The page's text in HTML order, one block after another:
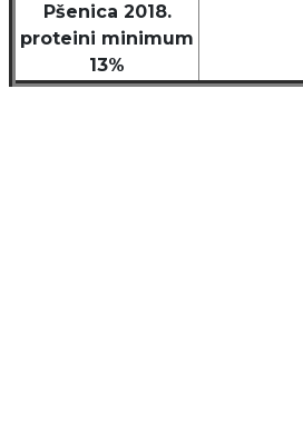
Pšenica 2018.
proteini minimum
13%